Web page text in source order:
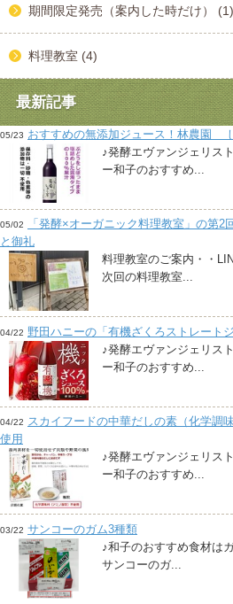
期間限定発売（案内した時だけ） (1)
料理教室 (4)
最新記事
05/23 おすすめの無添加ジュース！林農園
♪発酵エヴァンジェリス
ー和子のおすすめ...
05/02
「発酵×オーガニック料理教室」の第2
と御礼
料理教室のご案内・・
次回の料理教室...
04/22 野田ハニーの「有機ざくろストレート
♪発酵エヴァンジェリス
ー和子のおすすめ...
04/22 スカイフードの中華だしの素（化学調
使用
♪発酵エヴァンジェリス
ー和子のおすすめ...
03/22 サンコーのガム3種類
♪和子のおすすめ食材は
サンコーのガ...